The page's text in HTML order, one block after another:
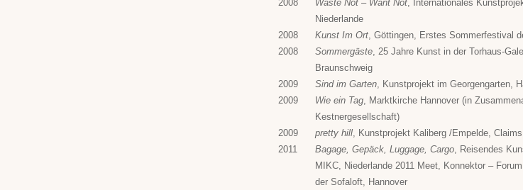
2008
Waste Not – Want Not, Internationales
Niederlande
2008
Kunst Im Ort, Göttingen, Erstes Sommerfestival
2008
Sommergäste, 25 Jahre Kunst in der Torhaus-
Braunschweig
2009
Sind im Garten, Kunstprojekt im Georgengarten,
2009
Wie ein Tag, Marktkirche Hannover (in
Kestnergesellschaft)
2009
pretty hill, Kunstprojekt Kaliberg /Empelde,
2011
Bagage, Gepäck, Luggage, Cargo, Reisendes
MIKC, Niederlande 2011 Meet, Konnektor –
der Sofaloft, Hannover